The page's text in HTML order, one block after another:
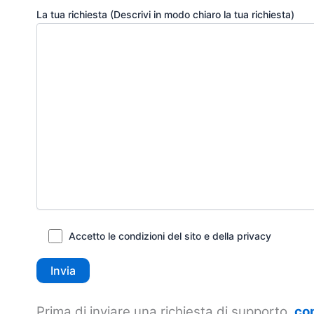
La tua richiesta (Descrivi in modo chiaro la tua richiesta)
Accetto le condizioni del sito e della privacy